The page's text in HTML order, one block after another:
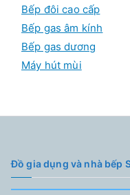
Bếp đôi cao cấp
Bếp gas âm kính
Bếp gas dương
Máy hút mùi
Đồ gia dụng và nhà bếp